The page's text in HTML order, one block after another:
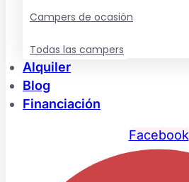
Campers de ocasión
Todas las campers
Alquiler
Blog
Financiación
Facebook